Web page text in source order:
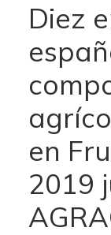
Diez
en
2019